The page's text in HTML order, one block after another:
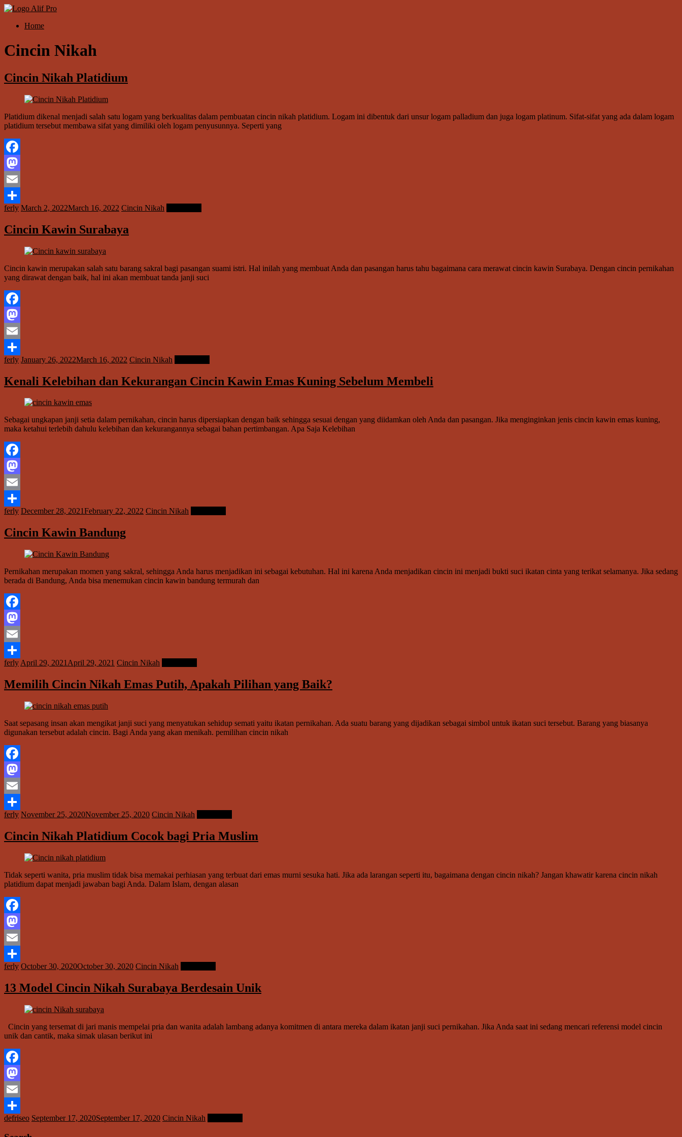
Skip
content
Alif
Menu Home
Cincin Nikah
Cincin Nikah Platidium
Platidium dikenal menjadi salah satu logam yang berkualitas dalam pembuatan cincin nikah platidium. Logam ini dibentuk dari unsur logam palladium dan juga logam platinum. Sifat-sifat yang ada dalam logam
platidium tersebut membawa sifat yang dimiliki oleh logam penyusunnya. Seperti yang
Facebook
Mastodon
Email
Share
ferly March 2, 2022March 16, 2022 Cincin Nikah
Cincin Kawin Surabaya
Cincin kawin merupakan salah satu barang sakral bagi pasangan suami istri. Hal inilah yang membuat Anda dan pasangan harus tahu bagaimana cara merawat cincin kawin Surabaya. Dengan cincin pernikahan
yang dirawat dengan baik, hal ini akan membuat tanda janji suci
Facebook
Mastodon
Email
Share
ferly January 26, 2022March 16, 2022 Cincin Nikah
Kenali Kelebihan dan Kekurangan Cincin Kawin Emas Kuning Sebelum Membeli
Sebagai ungkapan janji setia dalam pernikahan, cincin harus dipersiapkan dengan baik sehingga sesuai dengan yang diidamkan oleh Anda dan pasangan. Jika menginginkan jenis cincin kawin emas kuning,
maka ketahui terlebih dahulu kelebihan dan kekurangannya sebagai bahan pertimbangan. Apa Saja Kelebihan
Facebook
Mastodon
Email
Share
ferly December 28, 2021February 22, 2022 Cincin Nikah
Cincin Kawin Bandung
Pernikahan merupakan momen yang sakral, sehingga Anda harus menjadikan ini sebagai kebutuhan. Hal ini karena Anda menjadikan cincin ini menjadi bukti suci ikatan cinta yang terikat selamanya. Jika sedang
berada di Bandung, Anda bisa menemukan cincin kawin bandung termurah dan
Facebook
Mastodon
Email
Share
ferly April 29, 2021 April 29, 2021 Cincin Nikah
Memilih Cincin Nikah Emas Putih, Apakah Pilihan yang Baik?
Saat sepasang insan akan mengikat janji suci yang menyatukan sehidup semati yaitu ikatan pernikahan. Ada suatu barang yang dijadikan sebagai simbol untuk ikatan suci tersebut. Barang yang biasanya
digunakan tersebut adalah cincin. Bagi Anda yang akan menikah. pemilihan cincin nikah
Facebook
Mastodon
Email
Share
ferly November 25, 2020November 25, 2020 Cincin Nikah
Cincin Nikah Platidium Cocok bagi Pria Muslim
Tidak seperti wanita, pria muslim tidak bisa memakai perhiasan yang terbuat dari emas murni sesuka hati. Jika ada larangan seperti itu, bagaimana dengan cincin nikah? Jangan khawatir karena cincin nikah
platidium dapat menjadi jawaban bagi Anda. Dalam Islam, dengan alasan
Facebook
Mastodon
Email
Share
ferly October 30, 2020October 30, 2020 Cincin Nikah
13 Model Cincin Nikah Surabaya Berdesain Unik
Cincin yang tersemat di jari manis mempelai pria dan wanita adalah lambang adanya komitmen di antara mereka dalam ikatan janji suci pernikahan. Jika Anda saat ini sedang mencari referensi model cincin
unik dan cantik, maka simak ulasan berikut ini
Facebook
Mastodon
Email
Share
defriseo September 17, 2020September 17, 2020 Cincin Nikah